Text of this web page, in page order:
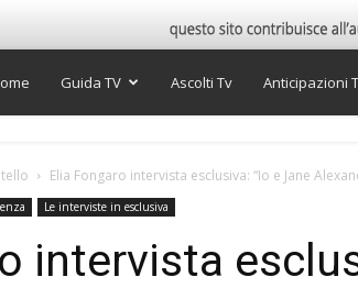
Guida TV Ascolti Tv Anticipazioni
Elia Fongaro intervista esclusiva: “Io e Jane
Le interviste in esclusiva
intervista